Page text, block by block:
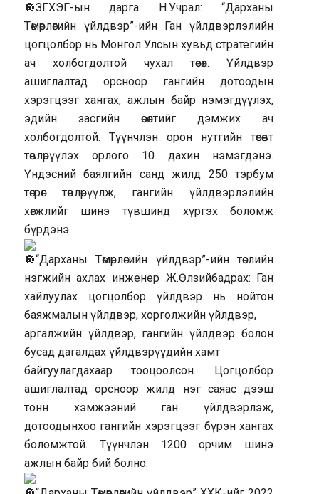
ЗГХЭГ-ын дарга Н.Учрал: “Дарханы
Төмөрлөгийн үйлдвэр”-ийн Ган үйлдвэрлэлийн
цогцолбор нь Монгол Улсын хувьд стратегийн
ач холбогдолтой чухал төсөл. Үйлдвэр
ашиглалтад орсноор гангийн дотоодын
хэрэгцээг хангах, ажлын байр нэмэгдүүлэх,
эдийн засгийн өсөлтийг дэмжих ач
холбогдолтой. Түүнчлэн орон нутгийн төсөвт
төвлөрүүлэх орлого 10 дахин нэмэгдэнэ.
Үндэсний баялгийн санд жилд 250 тэрбум
төгрөг төвлөрүүлж, гангийн үйлдвэрлэлийн
хөгжлийг шинэ түвшинд хүргэх боломж
бүрдэнэ.
“Дарханы Төмөрлөгийн үйлдвэр”-ийн төслийн
нэгжийн ахлах инженер Ж.Өлзийбадрах: Ган
хайлуулах цогцолбор үйлдвэр нь нойтон
баяжмалын үйлдвэр, хорголжийн үйлдвэр,
аргалжийн үйлдвэр, гангийн үйлдвэр болон
бусад дагалдах үйлдвэрүүдийн хамт
байгуулагдахаар тооцоолсон. Цогцолбор
ашиглалтад орсноор жилд нэг саяас дээш
тонн хэмжээний ган үйлдвэрлэж,
дотоодынхоо гангийн хэрэгцээг бүрэн хангах
боломжтой. Түүнчлэн 1200 орчим шинэ
ажлын байр бий болно.